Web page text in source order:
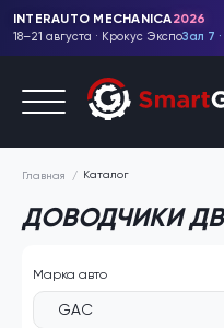
INTERAUTO MECHANICA2026
18–21 августа · Крокус ЭкспоЗал 7
Главная Каталог
ДОВОДЧИКИ
Марка авто
GAC